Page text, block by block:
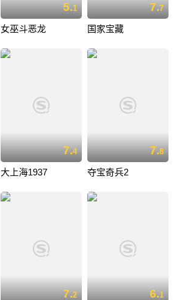
5.1
女巫斗恶龙
7.7
国家宝藏
7.4
大上海1937
7.8
夺宝奇兵2
7.2 6.1